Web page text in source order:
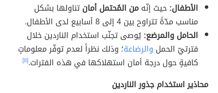
الأطفال:حيث إنّهمن المُحتمل أمانتناولها بشكل
مناسب مدّةً تتراوح بين 4 إلى 8 أسابيع لدى الأطفال.
الحامل والمرضع:يُوصى تجنّب استخدام الناردين خلال
فترتيّ الحمل والرضاعة؛ وذلك نظراً لعدم توفّر معلوماتٍ
كافيةٍ حول درجة أمان استهلاكها في هذه الفترات.[١١]
محاذير استخدام جذور الناردين